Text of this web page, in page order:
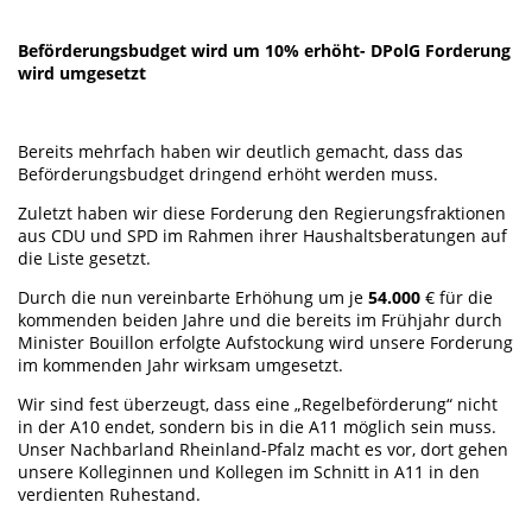
Beförderungsbudget wird um 10% erhöht- DPolG Forderung
wird umgesetzt
Bereits mehrfach haben wir deutlich gemacht, dass das
Beförderungsbudget dringend erhöht werden muss.
Zuletzt haben wir diese Forderung den Regierungsfraktionen
aus CDU und SPD im Rahmen ihrer Haushaltsberatungen auf
die Liste gesetzt.
Durch die nun vereinbarte Erhöhung um je 54.000 € für die
kommenden beiden Jahre und die bereits im Frühjahr durch
Minister Bouillon erfolgte Aufstockung wird unsere Forderung
im kommenden Jahr wirksam umgesetzt.
Wir sind fest überzeugt, dass eine „Regelbeförderung“ nicht
in der A10 endet, sondern bis in die A11 möglich sein muss.
Unser Nachbarland Rheinland-Pfalz macht es vor, dort gehen
unsere Kolleginnen und Kollegen im Schnitt in A11 in den
verdienten Ruhestand.